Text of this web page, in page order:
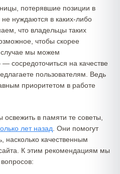
потерявшие позиции в
нуждаются в каких-либо
что владельцы таких
чтобы скорее
случае мы можем
сосредоточиться на качестве
пользователям. Ведь
приоритетом в работе
в памяти те советы,
лет назад . Они помогут
насколько качественным
К этим рекомендациям мы